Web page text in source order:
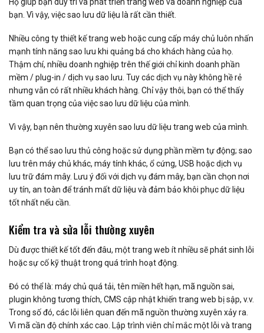
bạn. Vì vậy, việc sao lưu dữ liệu là rất cần thiết.
Nhiều công ty thiết kế trang web hoặc cung cấp máy chủ luôn nhấn
mạnh tính năng sao lưu khi quảng bá cho khách hàng của họ.
Thậm chí, nhiều doanh nghiệp trên thế giới chỉ kinh doanh phần
mềm / plug-in / dịch vụ sao lưu. Tuy các dịch vụ này không hề rẻ
nhưng vẫn có rất nhiều khách hàng. Chỉ vậy thôi, bạn có thể thấy
tầm quan trọng của việc sao lưu dữ liệu của mình.
Vì vậy, bạn nên thường xuyên sao lưu dữ liệu trang web của mình.
Bạn có thể sao lưu thủ công hoặc sử dụng phần mềm tự động; sao
lưu trên máy chủ khác, máy tính khác, ổ cứng, USB hoặc dịch vụ
lưu trữ đám mây. Lưu ý đối với dịch vụ đám mây, bạn cần chọn nơi
uy tín, an toàn để tránh mất dữ liệu và đảm bảo khôi phục dữ liệu
tốt nhất nếu cần.
Kiểm tra và sửa lỗi thường xuyên
Dù được thiết kế tốt đến đâu, một trang web ít nhiều sẽ phát sinh lỗi
hoặc sự cố kỹ thuật trong quá trình hoạt động.
Đó có thể là: máy chủ quá tải, tên miền hết hạn, mã nguồn sai,
plugin không tương thích, CMS cập nhật khiến trang web bị sập, v.v.
Trong số đó, các lỗi liên quan đến mã nguồn thường xuyên xảy ra.
Vì mã cần độ chính xác cao. Lập trình viên chỉ mắc một lỗi và trang